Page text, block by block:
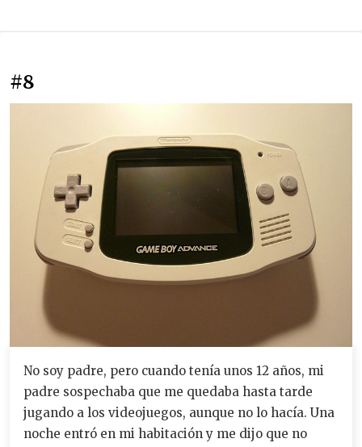
#8
No soy padre, pero cuando tenía unos 12 años, mi
padre sospechaba que me quedaba hasta tarde
jugando a los videojuegos, aunque no lo hacía. Una
noche entró en mi habitación y me dijo que no